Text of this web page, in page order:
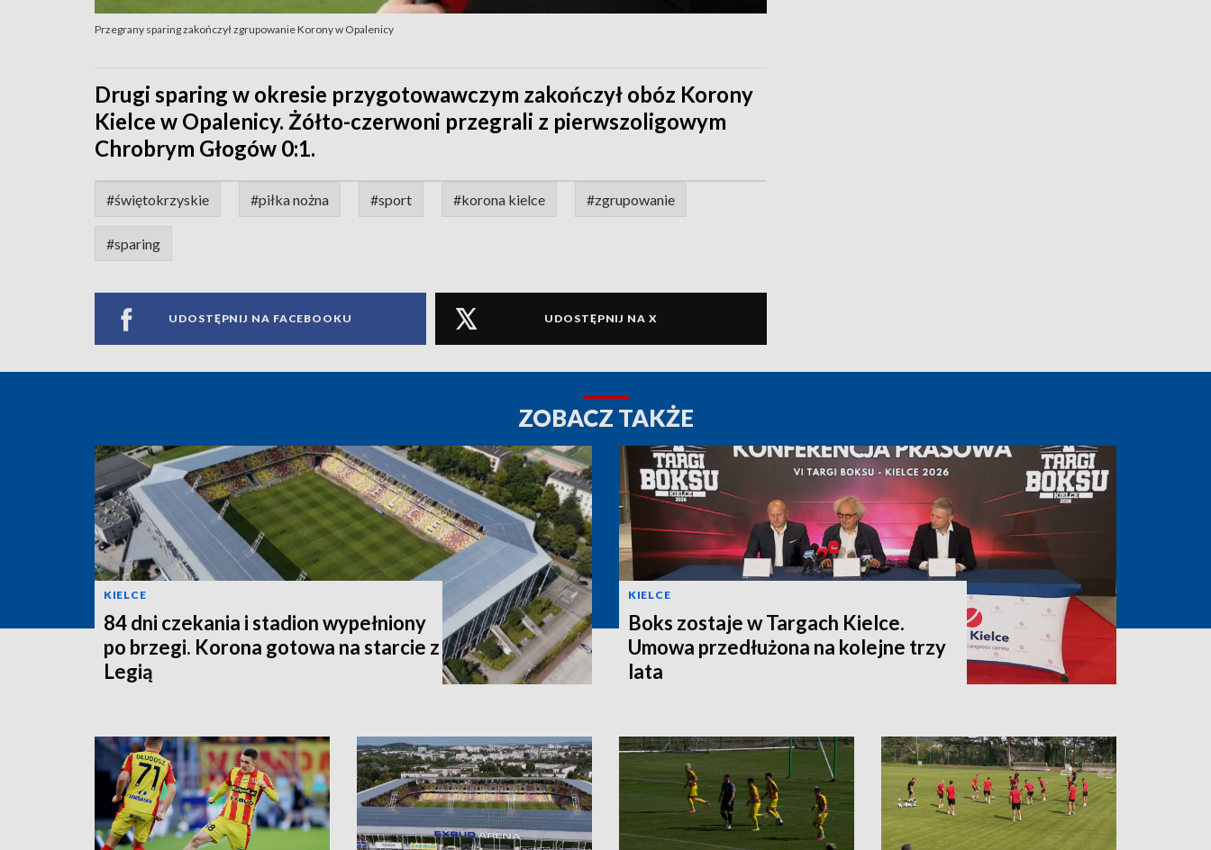
Przegrany sparing zakończył zgrupowanie Korony w Opalenicy
Drugi sparing w okresie przygotowawczym zakończył obóz Korony
Kielce w Opalenicy. Żółto-czerwoni przegrali z pierwszoligowym
Chrobrym Głogów 0:1.
#świętokrzyskie #piłka nożna #sport #korona kielce #zgrupowanie
#sparing
UDOSTĘPNIJ NA FACEBOOKU UDOSTĘPNIJ NA X
ZOBACZ TAKŻE
KIELCE
84 dni czekania i stadion wypełniony
po brzegi. Korona gotowa na starcie z
Legią
KIELCE
Boks zostaje w Targach Kielce.
Umowa przedłużona na kolejne trzy
lata